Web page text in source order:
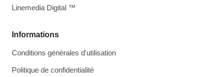
Informations
Conditions générales d'utilisation
Politique de confidentialité
Linemedia Digital ™